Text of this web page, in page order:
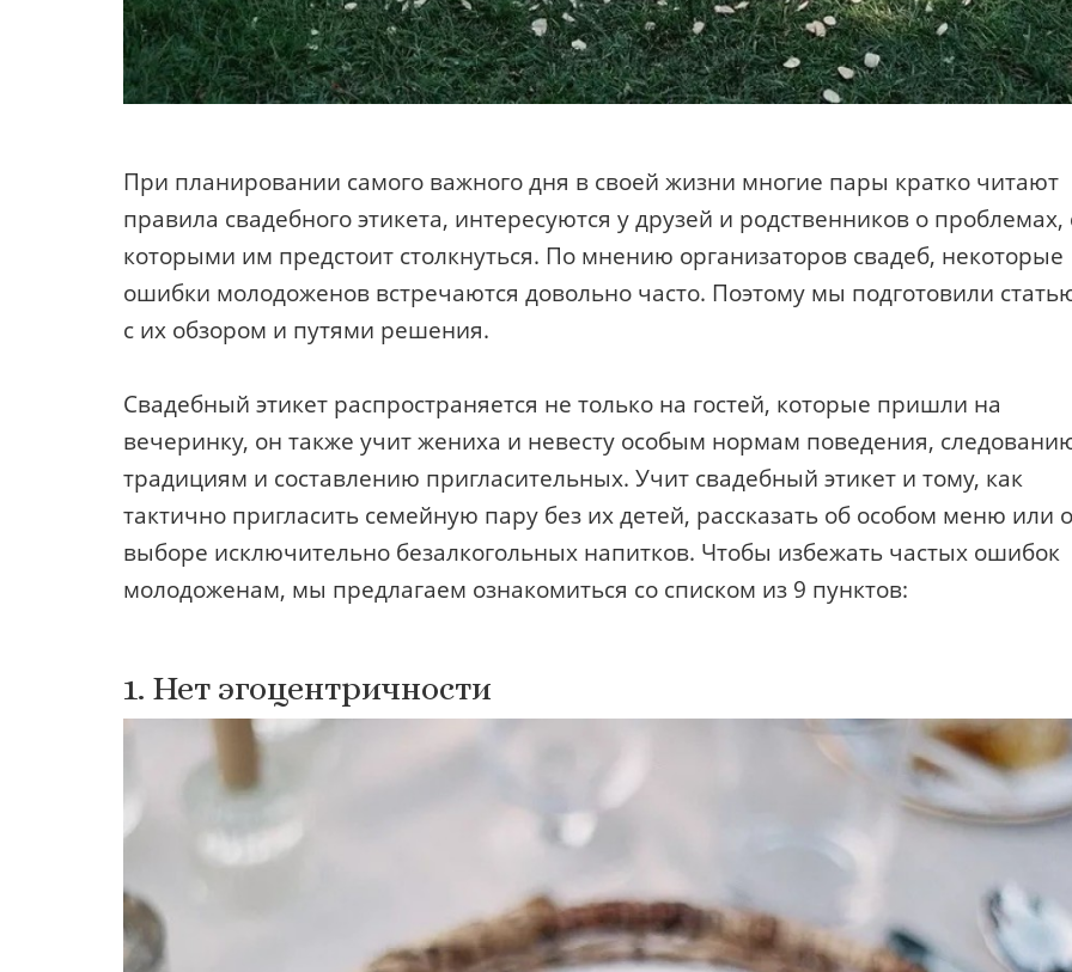
При планировании самого важного дня в своей жизни многие пары кратко читают
правила свадебного этикета, интересуются у друзей и родственников о проблемах,
которыми им предстоит столкнуться. По мнению организаторов свадеб, некоторые
ошибки молодоженов встречаются довольно часто. Поэтому мы подготовили
с их обзором и путями решения.
Свадебный этикет распространяется не только на гостей, которые пришли на
вечеринку, он также учит жениха и невесту особым нормам поведения,
традициям и составлению пригласительных. Учит свадебный этикет и тому, как
тактично пригласить семейную пару без их детей, рассказать об особом меню или о
выборе исключительно безалкогольных напитков. Чтобы избежать частых ошибок
молодоженам, мы предлагаем ознакомиться со списком из 9 пунктов:
1. Нет эгоцентричности